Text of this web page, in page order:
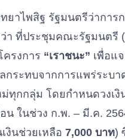
ยาไพสิฐ รัฐมนตรีว่าการ
ว่า ที่ประชุมคณะรัฐมนตรี
รงการ “เราชนะ” เพื่อแ
กระทบจากการแพร่ระบา
ทุกกลุ่ม โดยกำหนดวงเงิ
น ในช่วง ก.พ. – มี.ค.
งินช่วยเหลือ 7,000 บาท)